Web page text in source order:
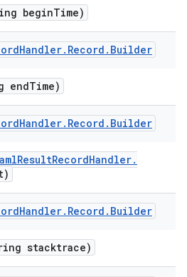
beginTime)
Handler. Record . Builder
endTime)
Handler. Record . Builder
ResultRecordHandler.
Handler. Record . Builder
stacktrace)